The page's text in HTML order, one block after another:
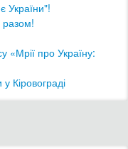
України"!
разом!
«Мрії про Україну:
Кіровограді